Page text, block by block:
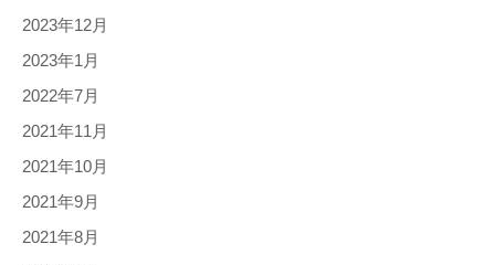
2023年12月
2023年1月
2022年7月
2021年11月
2021年10月
2021年9月
2021年8月